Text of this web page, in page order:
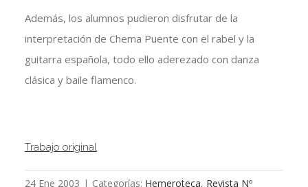
Además, los alumnos pudieron disfrutar de la
interpretación de Chema Puente con el rabel y la
guitarra española, todo ello aderezado con danza
clásica y baile flamenco.
Trabajo original
24 Ene 2003 | Categorías: Hemeroteca, Revista Nº